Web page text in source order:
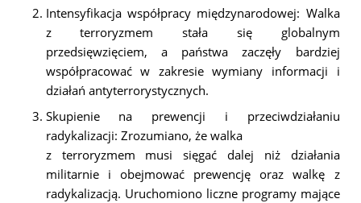
Intensyfikacja współpracy międzynarodowej: Walka
z terroryzmem stała się globalnym
przedsięwzięciem, a państwa zaczęły bardziej
współpracować w zakresie wymiany informacji i
działań antyterrorystycznych.
Skupienie na prewencji i przeciwdziałaniu
radykalizacji: Zrozumiano, że walka
z terroryzmem musi sięgać dalej niż działania
militarnie i obejmować prewencję oraz walkę z
radykalizacją. Uruchomiono liczne programy mające